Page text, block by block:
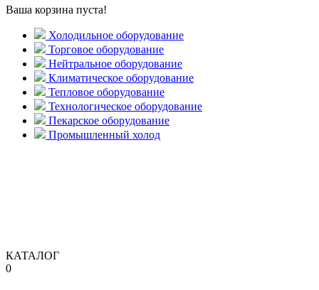
Ваша корзина пуста!
Холодильное оборудование
Торговое оборудование
Нейтральное оборудование
Климатическое оборудование
Тепловое оборудование
Технологическое оборудование
Пекарское оборудование
Промышленный холод
КАТАЛОГ
0